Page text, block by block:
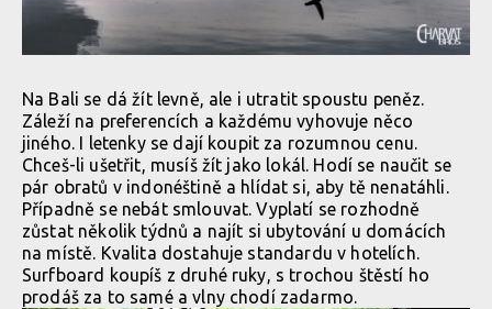
Na Bali se dá žít levně, ale i utratit spoustu peněz.
Záleží na preferencích a každému vyhovuje něco
jiného. I letenky se dají koupit za rozumnou cenu.
Chceš-li ušetřit, musíš žít jako lokál. Hodí se naučit se
pár obratů v indonéštině a hlídat si, aby tě nenatáhli.
Případně se nebát smlouvat. Vyplatí se rozhodně
zůstat několik týdnů a najít si ubytování u domácích
na místě. Kvalita dostahuje standardu v hotelích.
Surfboard koupíš z druhé ruky, s trochou štěstí ho
prodáš za to samé a vlny chodí zadarmo.